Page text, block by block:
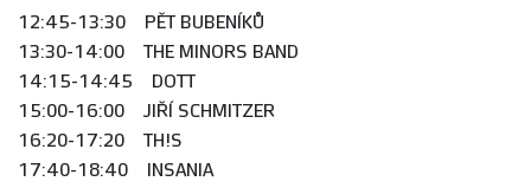
12:45-13:30 PĚT BUBENÍKŮ
13:30-14:00 THE MINORS BAND
14:15-14:45 DOTT
15:00-16:00 JIŘÍ SCHMITZER
16:20-17:20 TH!S
17:40-18:40 INSANIA